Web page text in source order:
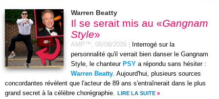
Warren Beatty
Il se serait mis au «Gangnam
Style»
AMP™, 06/08/2026
Interrogé sur la
personnalité qu'il verrait bien danser le Gangnam
Style, le chanteur PSY a répondu sans hésiter :
Warren Beatty. Aujourd'hui, plusieurs sources
concordantes révèlent que l'acteur de 89 ans s'entraînerait dans le plus
grand secret à la célèbre chorégraphie.
LIRE LA SUITE »